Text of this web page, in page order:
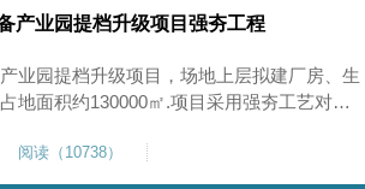
产业园提档升级项目强夯工程
业园提档升级项目，场地上层拟建厂房、生
地面积约130000㎡.项目采用强夯工艺对地
有效提升场地整体承载力与均匀性，消除不
产业项目
阅读（10738）